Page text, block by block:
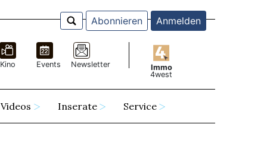
Abonnieren Anmelden
Kino Events Newsletter
Immo
4west
Videos Inserate Service